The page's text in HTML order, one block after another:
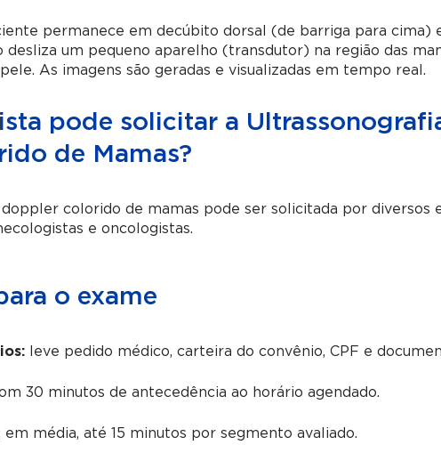
permanece em decúbito dorsal (de barriga para cima)
desliza um pequeno aparelho (transdutor) na região das
As imagens são geradas e visualizadas em tempo real.
pode solicitar a
de Mamas?
colorido de mamas pode ser solicitada por diversos
e oncologistas.
o exame
leve pedido médico, carteira do convênio, CPF e
30 minutos de antecedência ao horário agendado.
média, até 15 minutos por segmento avaliado.